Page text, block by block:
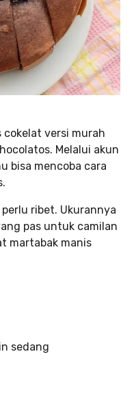
cokelat versi murah
Melalui akun
bisa mencoba cara
ribet. Ukurannya
pas untuk camilan
martabak manis
sedang